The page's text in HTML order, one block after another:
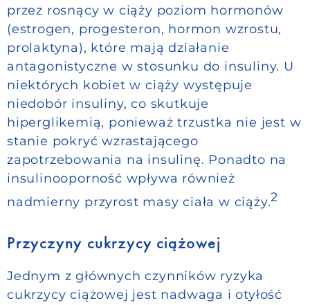
przez rosnący w ciąży poziom hormonów
(estrogen, progesteron, hormon wzrostu,
prolaktyna), które mają działanie
antagonistyczne w stosunku do insuliny. U
niektórych kobiet w ciąży występuje
niedobór insuliny, co skutkuje
hiperglikemią, ponieważ trzustka nie jest w
stanie pokryć wzrastającego
zapotrzebowania na insulinę. Ponadto na
insulinooporność wpływa również
nadmierny przyrost masy ciała w ciąży.2
Przyczyny cukrzycy ciążowej
Jednym z głównych czynników ryzyka
cukrzycy ciążowej jest nadwaga i otyłość